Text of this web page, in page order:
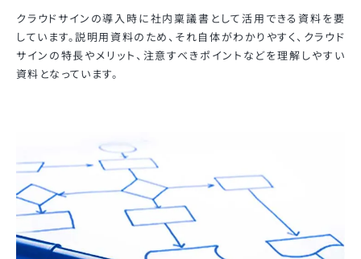
クラウドサインの導入時に社内稟議書として活用できる資料を要
しています。説明用資料のため、それ自体がわかりやすく、クラウド
サインの特長やメリット、注意すべきポイントなどを理解しやすい
資料となっています。